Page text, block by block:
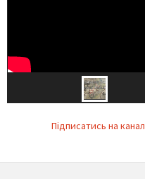
Підписатись на канал